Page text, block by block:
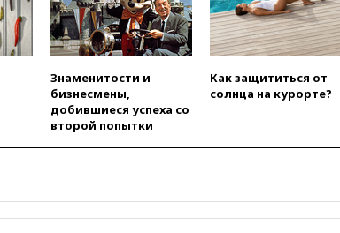
вчера, 21:35Машков: в РФ
подготовили концепцию
развития театрального
вчера, 21:21 Правительство
РФ разрешило продажу
театральных деятелей
Знаменитости и
бизнесмены,
добившиеся успеха со
второй попытки
Как защититься от
солнца на курорте?